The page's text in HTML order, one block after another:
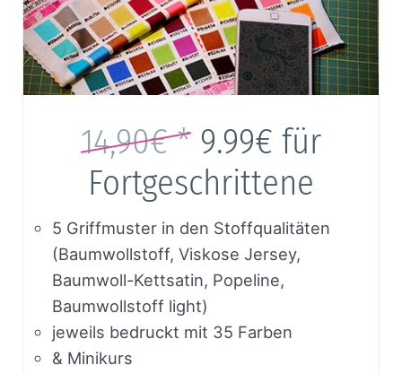
14,90€ * 9.99€ für
Fortgeschrittene
5 Griffmuster in den Stoffqualitäten
(Baumwollstoff, Viskose Jersey,
Baumwoll-Kettsatin, Popeline,
Baumwollstoff light)
jeweils bedruckt mit 35 Farben
& Minikurs